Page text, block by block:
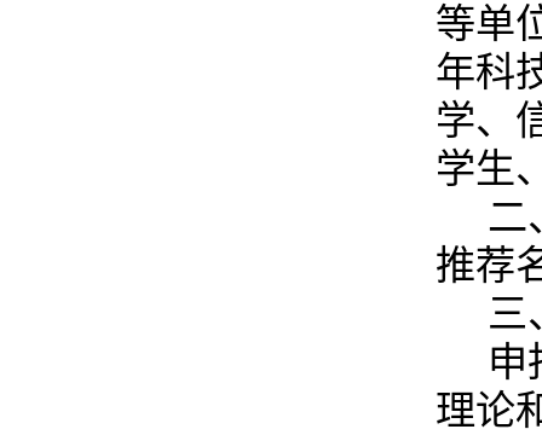
等单
年科
学、
学生
二
推荐
三
申
理论